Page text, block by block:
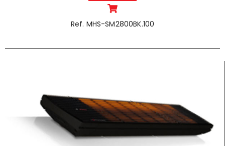
Ref. MHS-SM2800BK.100